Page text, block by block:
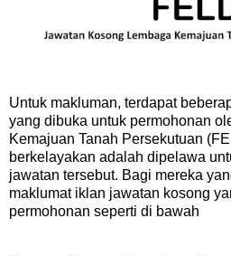
Untuk makluman, terdapat
yang dibuka untuk permohonan
Kemajuan Tanah Persekutuan
berkelayakan adalah dipelawa
jawatan tersebut. Bagi mereka
maklumat iklan jawatan kosong
permohonan seperti di bawah